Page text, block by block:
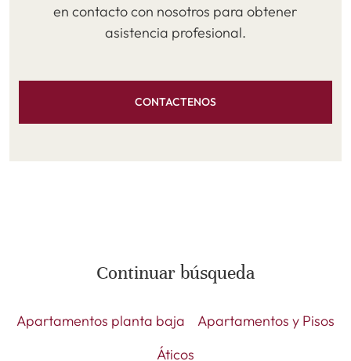
en contacto con nosotros para obtener
asistencia profesional.
CONTACTENOS
Continuar búsqueda
Apartamentos planta baja
Apartamentos y Pisos
Áticos